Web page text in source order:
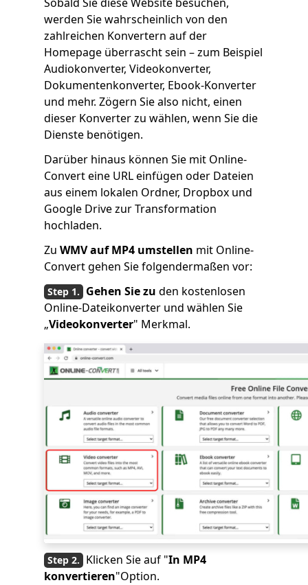
werden Sie wahrscheinlich von den
zahlreichen Konvertern auf der
Homepage überrascht sein – zum Beispiel
Audiokonverter, Videokonverter,
Dokumentenkonverter, Ebook-Konverter
und mehr. Zögern Sie also nicht, einen
dieser Konverter zu wählen, wenn Sie die
Dienste benötigen.
Darüber hinaus können Sie mit Online-
Convert eine URL einfügen oder Dateien
aus einem lokalen Ordner, Dropbox und
Google Drive zur Transformation
hochladen.
Zu WMV auf MP4 umstellen mit Online-
Convert gehen Sie folgendermaßen vor:
Gehen Sie zu den kostenlosen
Online-Dateikonverter und wählen Sie
„Videokonverter" Merkmal.
Klicken Sie auf "In MP4
konvertieren"Option.